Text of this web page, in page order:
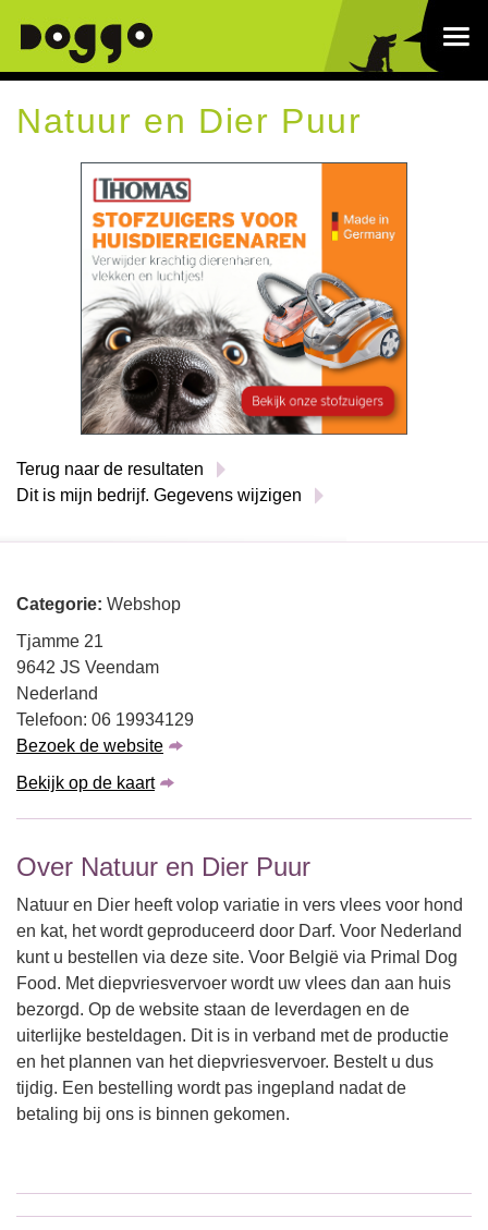
Natuur en Dier Puur
Terug naar de resultaten
Dit is mijn bedrijf. Gegevens wijzigen
Categorie: Webshop
Tjamme 21
9642 JS Veendam
Nederland
Telefoon: 06 19934129
Bezoek de website
Bekijk op de kaart
Over Natuur en Dier Puur
Natuur en Dier heeft volop variatie in vers vlees voor hond
en kat, het wordt geproduceerd door Darf. Voor Nederland
kunt u bestellen via deze site. Voor België via Primal Dog
Food. Met diepvriesvervoer wordt uw vlees dan aan huis
bezorgd. Op de website staan de leverdagen en de
uiterlijke besteldagen. Dit is in verband met de productie
en het plannen van het diepvriesvervoer. Bestelt u dus
tijdig. Een bestelling wordt pas ingepland nadat de
betaling bij ons is binnen gekomen.